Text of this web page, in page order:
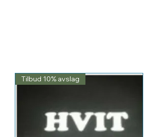
Tilbud 10% avslag